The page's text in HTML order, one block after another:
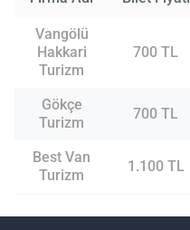
Vangölü
Hakkari
Turizm
700 TL
Gökçe
Turizm
700 TL
Best Van
Turizm
1.100 TL